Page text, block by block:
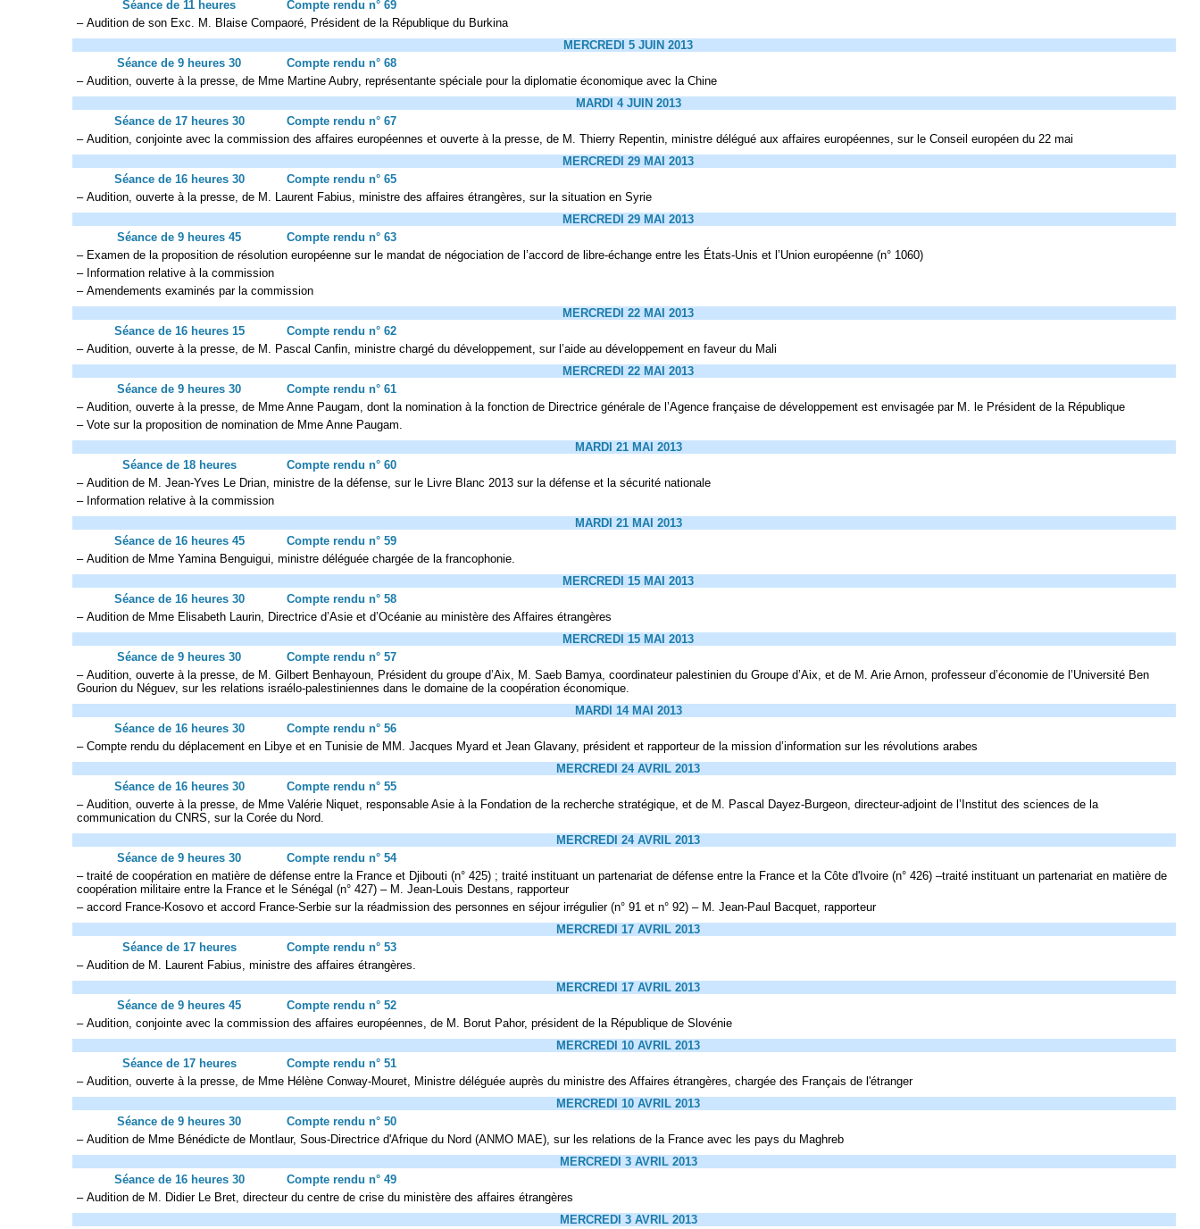
Séance de 11 heures
Compte rendu n° 69
– Audition de son Exc. M. Blaise Compaoré, Président de la République du Burkina
MERCREDI 5 JUIN 2013
Séance de 9 heures 30
Compte rendu n° 68
– Audition, ouverte à la presse, de Mme Martine Aubry, représentante spéciale pour la diplomatie économique avec la Chine
MARDI 4 JUIN 2013
Séance de 17 heures 30
Compte rendu n° 67
– Audition, conjointe avec la commission des affaires européennes et ouverte à la presse, de M. Thierry Repentin, ministre délégué aux affaires européennes, sur le Conseil européen du 22 mai
MERCREDI 29 MAI 2013
Séance de 16 heures 30
Compte rendu n° 65
– Audition, ouverte à la presse, de M. Laurent Fabius, ministre des affaires étrangères, sur la situation en Syrie
MERCREDI 29 MAI 2013
Séance de 9 heures 45
Compte rendu n° 63
– Examen de la proposition de résolution européenne sur le mandat de négociation de l’accord de libre-échange entre les États-Unis et l’Union européenne (n° 1060)
– Information relative à la commission
– Amendements examinés par la commission
MERCREDI 22 MAI 2013
Séance de 16 heures 15
Compte rendu n° 62
– Audition, ouverte à la presse, de M. Pascal Canfin, ministre chargé du développement, sur l’aide au développement en faveur du Mali
MERCREDI 22 MAI 2013
Séance de 9 heures 30
Compte rendu n° 61
– Audition, ouverte à la presse, de Mme Anne Paugam, dont la nomination à la fonction de Directrice générale de l’Agence française de développement est envisagée par M. le Président de la République
– Vote sur la proposition de nomination de Mme Anne Paugam.
MARDI 21 MAI 2013
Séance de 18 heures
Compte rendu n° 60
– Audition de M. Jean-Yves Le Drian, ministre de la défense, sur le Livre Blanc 2013 sur la défense et la sécurité nationale
– Information relative à la commission
MARDI 21 MAI 2013
Séance de 16 heures 45
Compte rendu n° 59
– Audition de Mme Yamina Benguigui, ministre déléguée chargée de la francophonie.
MERCREDI 15 MAI 2013
Séance de 16 heures 30
Compte rendu n° 58
– Audition de Mme Elisabeth Laurin, Directrice d’Asie et d’Océanie au ministère des Affaires étrangères
MERCREDI 15 MAI 2013
Séance de 9 heures 30
Compte rendu n° 57
– Audition, ouverte à la presse, de M. Gilbert Benhayoun, Président du groupe d’Aix, M. Saeb Bamya, coordinateur palestinien du Groupe d’Aix, et de M. Arie Arnon, professeur d’économie de l’Université Ben
Gourion du Néguev, sur les relations israélo-palestiniennes dans le domaine de la coopération économique.
MARDI 14 MAI 2013
Séance de 16 heures 30
Compte rendu n° 56
– Compte rendu du déplacement en Libye et en Tunisie de MM. Jacques Myard et Jean Glavany, président et rapporteur de la mission d’information sur les révolutions arabes
MERCREDI 24 AVRIL 2013
Séance de 16 heures 30
Compte rendu n° 55
– Audition, ouverte à la presse, de Mme Valérie Niquet, responsable Asie à la Fondation de la recherche stratégique, et de M. Pascal Dayez-Burgeon, directeur-adjoint de l’Institut des sciences de la
communication du CNRS, sur la Corée du Nord.
MERCREDI 24 AVRIL 2013
Séance de 9 heures 30
Compte rendu n° 54
– traité de coopération en matière de défense entre la France et Djibouti (n° 425) ; traité instituant un partenariat de défense entre la France et la Côte d'Ivoire (n° 426) –traité instituant un partenariat en matière de
coopération militaire entre la France et le Sénégal (n° 427) – M. Jean-Louis Destans, rapporteur
– accord France-Kosovo et accord France-Serbie sur la réadmission des personnes en séjour irrégulier (n° 91 et n° 92) – M. Jean-Paul Bacquet, rapporteur
MERCREDI 17 AVRIL 2013
Séance de 17 heures
Compte rendu n° 53
– Audition de M. Laurent Fabius, ministre des affaires étrangères.
MERCREDI 17 AVRIL 2013
Séance de 9 heures 45
Compte rendu n° 52
– Audition, conjointe avec la commission des affaires européennes, de M. Borut Pahor, président de la République de Slovénie
MERCREDI 10 AVRIL 2013
Séance de 17 heures
Compte rendu n° 51
– Audition, ouverte à la presse, de Mme Hélène Conway-Mouret, Ministre déléguée auprès du ministre des Affaires étrangères, chargée des Français de l'étranger
MERCREDI 10 AVRIL 2013
Séance de 9 heures 30
Compte rendu n° 50
– Audition de Mme Bénédicte de Montlaur, Sous-Directrice d'Afrique du Nord (ANMO MAE), sur les relations de la France avec les pays du Maghreb
MERCREDI 3 AVRIL 2013
Séance de 16 heures 30
Compte rendu n° 49
– Audition de M. Didier Le Bret, directeur du centre de crise du ministère des affaires étrangères
MERCREDI 3 AVRIL 2013